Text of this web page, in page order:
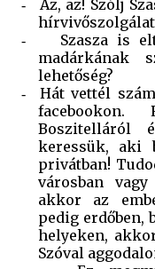
-
Az, az! Szólj
-
Szasza is
madárkának
lehetőség?
-
Hát vettél
Boszitelláról
keressük, aki
privátban!
városban
akkor az
pedig erdőben,
helyeken,
Szóval